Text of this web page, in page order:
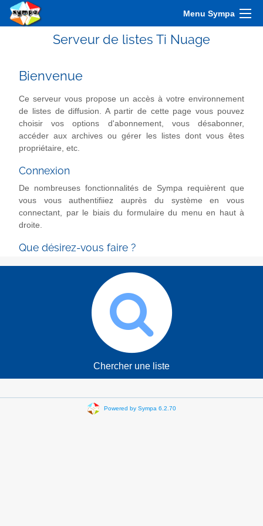
Menu Sympa
Serveur de listes Ti Nuage
Bienvenue
Ce serveur vous propose un accès à votre environnement
de listes de diffusion. A partir de cette page vous pouvez
choisir vos options d'abonnement, vous désabonner,
accéder aux archives ou gérer les listes dont vous êtes
propriétaire, etc.
Connexion
De nombreuses fonctionnalités de Sympa requièrent que
vous vous authentifiiez auprès du système en vous
connectant, par le biais du formulaire du menu en haut à
droite.
Que désirez-vous faire ?
Chercher une liste
Powered by Sympa 6.2.70